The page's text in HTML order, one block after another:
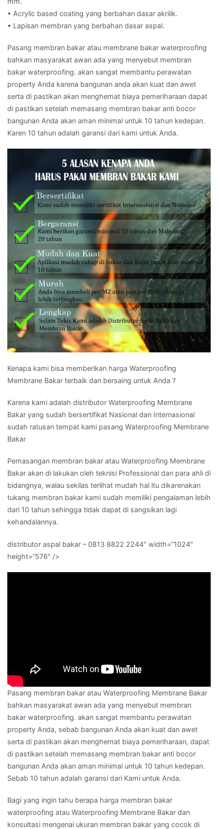
• Acrylic based coating yang berbahan dasar akrilik.
• Lapisan membran yang berbahan dasar aspal.
Pasang membran bakar atau membrane bakar waterproofing
bahkan masyarakat awan ada yang menyebut membran
bakar waterproofing. akan sangat membantu perawatan
property Anda karena bangunan anda akan kuat dan awet
serta di pastikan akan menghemat biaya pemeriharaan dapat
di pastikan setelah memasang membran bakar anti bocor
bangunan Anda akan aman minimal untuk 10 tahun kedepan.
Karen 10 tahun adalah garansi dari kami untuk Anda.
Kenapa kami bisa memberikan harga Waterproofing
Membrane Bakar terbaik dan bersaing untuk Anda ?
Karena kami adalah distributor Waterproofing Membrane
Bakar yang sudah bersertifikat Nasional dan Internasional
sudah ratusan tempat kami pasang Waterproofing Membrane
Bakar
Pemasangan membran bakar atau Waterproofing Membrane
Bakar akan di lakukan oleh teknisi Professional dan para ahli di
bidangnya, walau sekilas terlihat mudah hal itu dikarenakan
tukang membran bakar kami sudah memiliki pengalaman lebih
dari 10 tahun sehingga tidak dapat di sangsikan lagi
kehandalannya.
distributor aspal bakar – 0813 8822 2244″ width=”1024″
height=”576″ />
Pasang membran bakar atau Waterproofing Membrane Bakar
bahkan masyarakat awan ada yang menyebut membran
bakar waterproofing. akan sangat membantu perawatan
property Anda, sebab bangunan Anda akan kuat dan awet
serta di pastikan akan menghemat biaya pemeriharaan, dapat
di pastikan setelah memasang membran bakar anti bocor
bangunan Anda akan aman minimal untuk 10 tahun kedepan.
Sebab 10 tahun adalah garansi dari Kami untuk Anda.
Bagi yang ingin tahu berapa harga membran bakar
waterproofing atau Waterproofing Membrane Bakar dan
konsultasi mengenai ukuran membran bakar yang cocok di